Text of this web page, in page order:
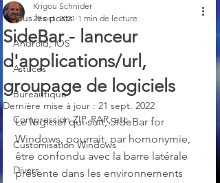
Tous les posts
Android, iOS
Astuces
Bureautique
Compression ZIP, RAR, etc.
Customisation Windows
Divers
SideBar - lanceur
d'applications/url,
groupage de logiciels
Krigou Schnider
29 oct. 2021 1 min de lecture
Dernière mise à jour : 21 sept. 2022
Le logiciel qui suit, SideBar for
Windows, pourrait, par homonymie,
être confondu avec la barre latérale
présente dans les environnements